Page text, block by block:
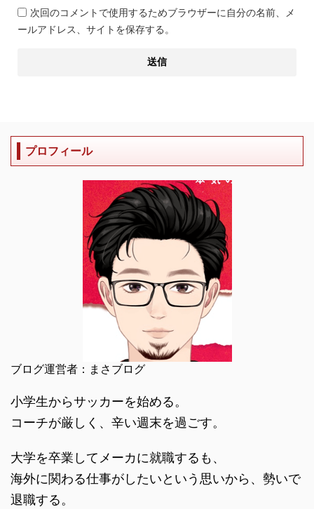
次回のコメントで使用するためブラウザーに自分の名前、メ
ールアドレス、サイトを保存する。
プロフィール
ブログ運営者：まさブログ
小学生からサッカーを始める。
コーチが厳しく、辛い週末を過ごす。
大学を卒業してメーカに就職するも、
海外に関わる仕事がしたいという思いから、勢いで
退職する。